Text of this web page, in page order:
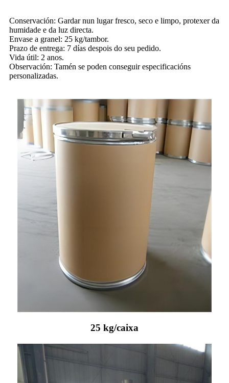
Conservación: Gardar nun lugar fresco, seco e limpo, protexer da
humidade e da luz directa.
Envase a granel: 25 kg/tambor.
Prazo de entrega: 7 días despois do seu pedido.
Vida útil: 2 anos.
Observación: Tamén se poden conseguir especificacións
personalizadas.
25 kg/caixa